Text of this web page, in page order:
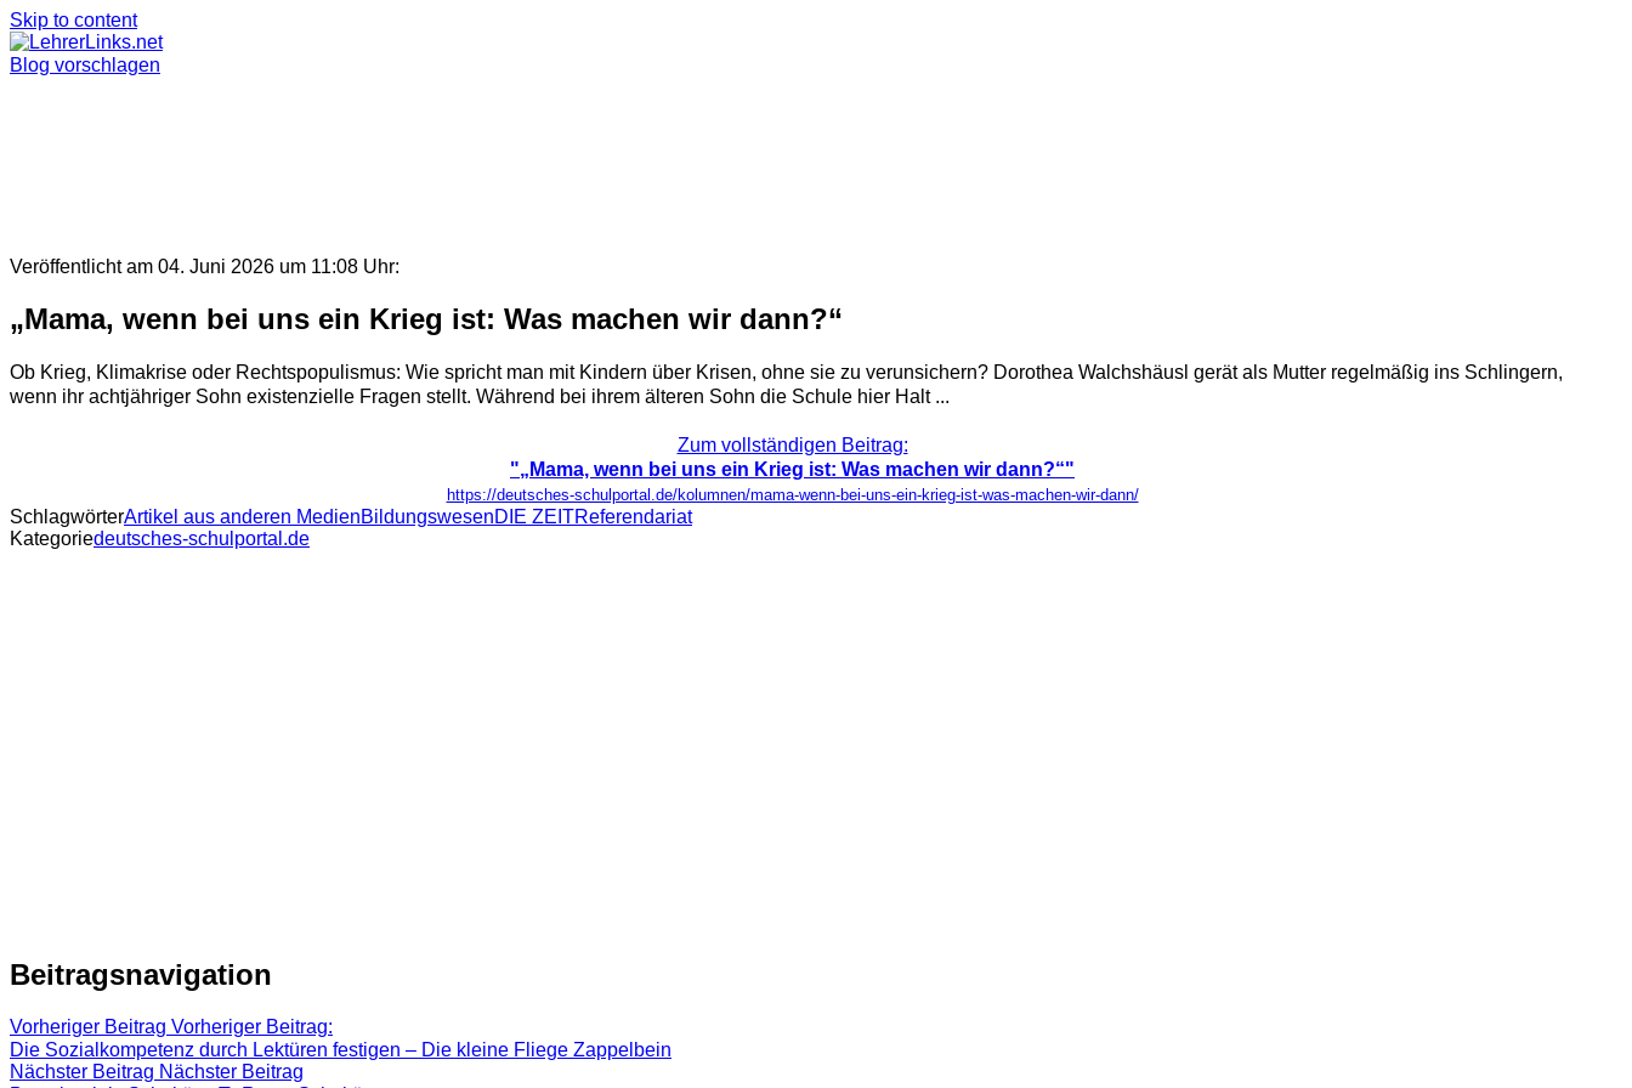
Skip to content
Blog vorschlagen
Veröffentlicht am 04. Juni 2026 um 11:08 Uhr:
„Mama, wenn bei uns ein Krieg ist: Was machen wir dann?“
Ob Krieg, Klimakrise oder Rechtspopulismus: Wie spricht man mit Kindern über Krisen, ohne sie zu verunsichern? Dorothea Walchshäusl gerät als Mutter regelmäßig ins Schlingern,
wenn ihr achtjähriger Sohn existenzielle Fragen stellt. Während bei ihrem älteren Sohn die Schule hier Halt ...
Zum vollständigen Beitrag:
"„Mama, wenn bei uns ein Krieg ist: Was machen wir dann?“"
https://deutsches-schulportal.de/kolumnen/mama-wenn-bei-uns-ein-krieg-ist-was-machen-wir-dann/
SchlagwörterArtikel aus anderen MedienBildungswesenDIE ZEITReferendariat
Kategoriedeutsches-schulportal.de
Beitragsnavigation
Vorheriger Beitrag Vorheriger Beitrag:
Die Sozialkompetenz durch Lektüren festigen – Die kleine Fliege Zappelbein
Nächster Beitrag Nächster Beitrag